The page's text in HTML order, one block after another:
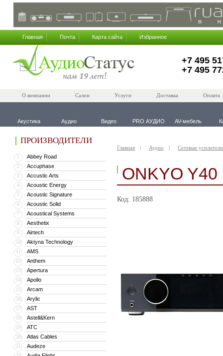
Главная Почта Карта сайта Избранное
+7 495
+7 495
О компании Салон Услуги Доставка Оплата
Акустика Аудио Видео PRO АУДИО AV-мебель
ПРОИЗВОДИТЕЛИ
1 Abbey Road
2 Accuphase
3 Accustic Arts
4 Acoustic Energy
5 Acoustic Signature
6 Acoustic Solid
7 Acoustical Systems
8 Aesthetix
9 Airtech
10 Aktyna Technology
11 AMS
12 Anthem
13 Apertura
14 Apollo
15 Arcam
16 Arylic
17 AST
18 Astell&Kern
19 ATC
20 Atlas Cables
21 Audeze
Главная Аудио Сетевые усилители
ONKYO Y40
Код: 185888